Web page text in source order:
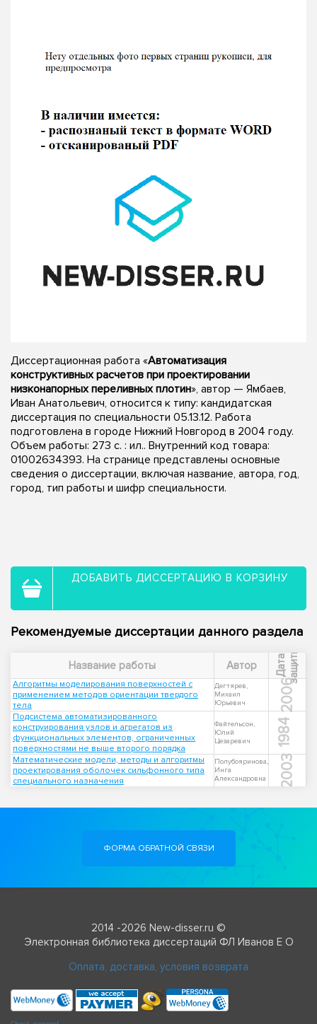
Диссертационная работа «Автоматизация
конструктивных расчетов при проектировании
низконапорных переливных плотин», автор — Ямбаев,
Иван Анатольевич, относится к типу: кандидатская
диссертация по специальности 05.13.12. Работа
подготовлена в городе Нижний Новгород в 2004 году.
Объем работы: 273 с. : ил.. Внутренний код товара:
01002634393. На странице представлены основные
сведения о диссертации, включая название, автора, год,
город, тип работы и шифр специальности.
ДОБАВИТЬ ДИССЕРТАЦИЮ В КОРЗИНУ
Рекомендуемые диссертации данного раздела
Название работы Автор Д
а
т
а
з
а
щ
и
т ы
Алгоритмы моделирования поверхностей с
применением методов ориентации твердого
тела
Дегтярев,
Михаил
Юрьевич
2006
Подсистема автоматизированного
конструирования узлов и агрегатов из
функциональных элементов, ограниченных
поверхностями не выше второго порядка
Файтельсон,
Юлий
Цезаревич
1984
Математические модели, методы и алгоритмы
проектирования оболочек сильфонного типа
специального назначения
Полубояринова,
Инга
Александровна
2003
ФОРМА ОБРАТНОЙ СВЯЗИ
2014 -2026 New-disser.ru ©
Электронная библиотека диссертаций ФЛ Иванов Е О
Оплата, доставка, условия возврата